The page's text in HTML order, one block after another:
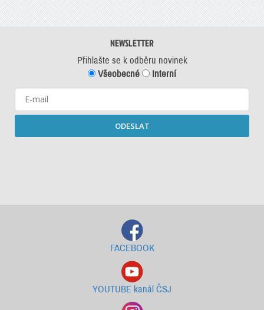
NEWSLETTER
Přihlašte se k odběru novinek
Všeobecné
Interní
ODESLAT
FACEBOOK
YOUTUBE kanál ČSJ